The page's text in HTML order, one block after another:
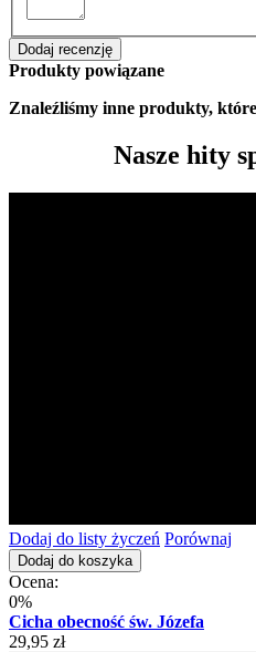
Dodaj recenzję
Produkty powiązane
Znaleźliśmy inne produkty,
Nasze hity
Dodaj do listy życzeń Porównaj
Dodaj do koszyka
Ocena:
0%
Cicha obecność św. Józefa
29,95 zł